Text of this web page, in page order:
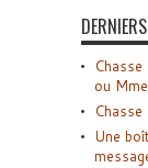
ou Mme
Une